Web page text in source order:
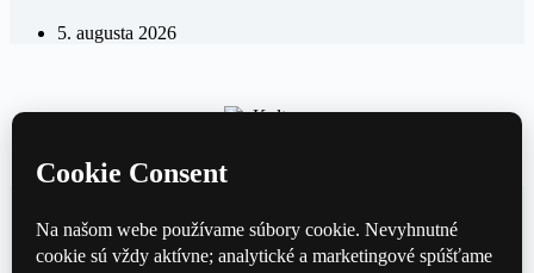
5. augusta 2026
Divadlo
Film
Hudba